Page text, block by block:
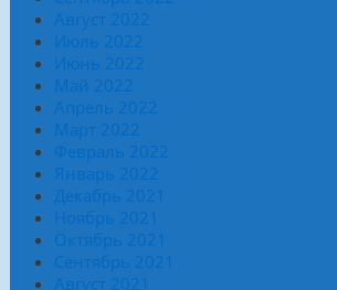
Август 2022
Июль 2022
Июнь 2022
Май 2022
Апрель 2022
Март 2022
Февраль 2022
Январь 2022
Декабрь 2021
Ноябрь 2021
Октябрь 2021
Сентябрь 2021
Август 2021